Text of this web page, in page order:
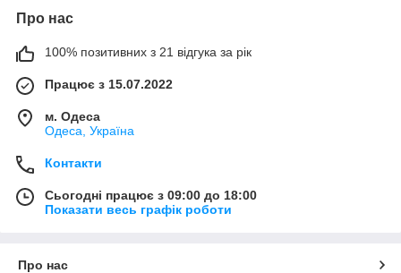
Про нас
100% позитивних з 21 відгука за рік
Працює з 15.07.2022
м. Одеса
Одеса, Україна
Контакти
Сьогодні працює з 09:00 до 18:00
Показати весь графік роботи
Про нас